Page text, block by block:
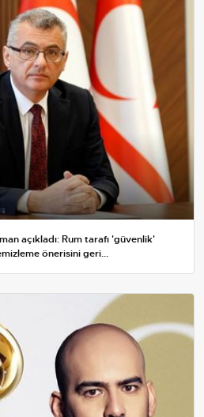
açıkladı: Rum tarafı 'güvenlik'
önerisini geri...